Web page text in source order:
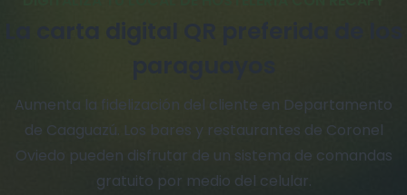
Aumenta la fidelización del cliente en Departamento
de Caaguazú. Los bares y restaurantes de Coronel
Oviedo pueden disfrutar de un sistema de comandas
gratuito por medio del celular.